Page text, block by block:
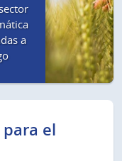
a
para el